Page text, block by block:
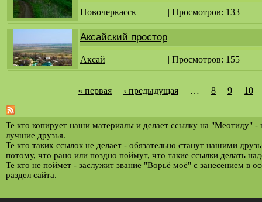
Новочеркасск | Просмотров: 133
Аксайский простор
Аксай | Просмотров: 155
т
р
а
н
и
« первая ‹ предыдущая … 8 9 10
Те кто копирует наши материалы и делает ссылку на "Меотиду" -
лучшие друзья.
Те кто таких ссылок не делает - обязательно станут нашими
потому, что рано или поздно поймут, что такие ссылки делать
Те кто не поймет - заслужит звание "Ворьё моё" с занесением в
раздел сайта.